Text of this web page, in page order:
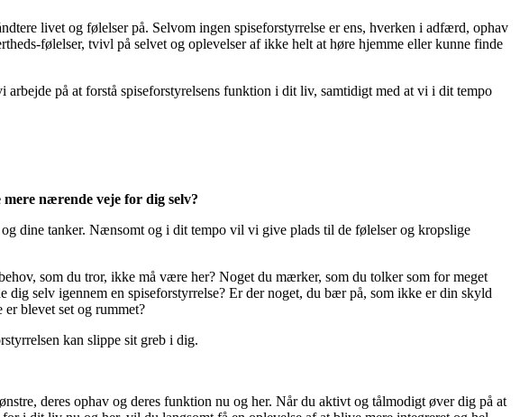
livet og følelser på. Selvom ingen spiseforstyrrelse er ens, hverken i adfærd, ophav
følelser, tvivl på selvet og oplevelser af ikke helt at høre hjemme eller kunne finde
på at forstå spiseforstyrelsens funktion i dit liv, samtidigt med at vi i dit tempo
nærende veje for dig selv?
dine tanker. Nænsomt og i dit tempo vil vi give plads til de følelser og kropslige
som du tror, ikke må være her? Noget du mærker, som du tolker som for meget
selv igennem en spiseforstyrrelse? Er der noget, du bær på, som ikke er din skyld
blevet set og rummet?
kan slippe sit greb i dig.
deres ophav og deres funktion nu og her. Når du aktivt og tålmodigt øver dig på at